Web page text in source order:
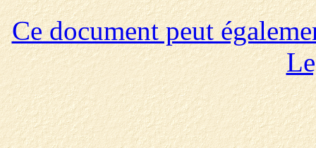
Ce document peut